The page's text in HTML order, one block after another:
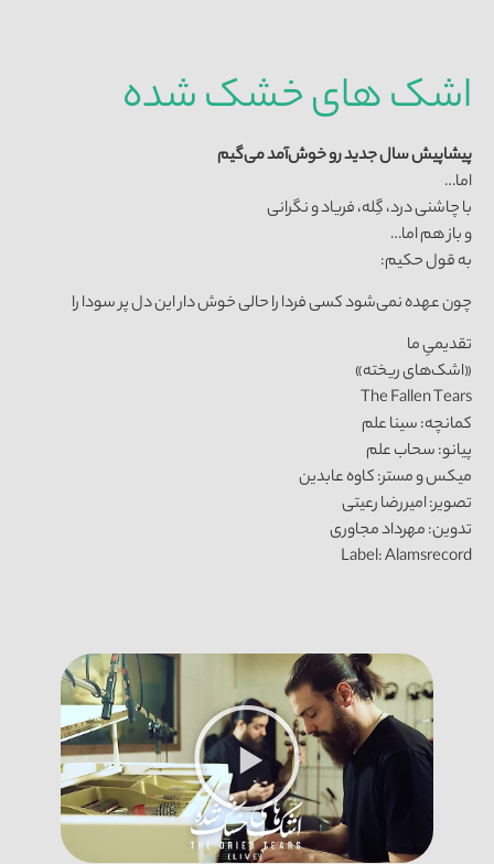
اشک های خشک شده
پیشاپیشسالجدیدروخوشآمدمی‌گیم
اما…
با چاشنی درد، گِله، فریاد و نگرانی
و باز هم اما…
به قول حکیم:
چون عهده نمی‌شود کسی فردا را حالی خوش دار این دل پر سودا را
تقدیمیِ ما
«اشک‌های ریخته»
The Fallen Tears
کمانچه: سینا علم
پیانو: سحاب علم
میکس و مستر: کاوه عابدین
تصویر: امیررضا رعیتی
تدوین: مهرداد مجاوری
Label: Alamsrecord